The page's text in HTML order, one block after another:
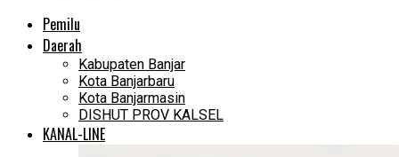
Pemilu
Daerah
Kabupaten Banjar
Kota Banjarbaru
Kota Banjarmasin
DISHUT PROV KALSEL
KANAL-LINE